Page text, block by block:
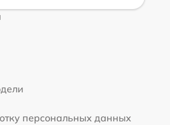
персональных данных